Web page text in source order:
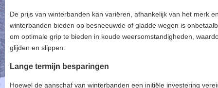
De prijs van winterbanden kan variëren, afhankelijk van het merk
winterbanden bieden op besneeuwde of gladde wegen is
om optimale grip te bieden in koude weersomstandigheden,
glijden en slippen.
Lange termijn besparingen
Hoewel de aanschaf van winterbanden een initiële investering